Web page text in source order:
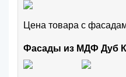
Цена товара с
Фасады из МДФ Дуб